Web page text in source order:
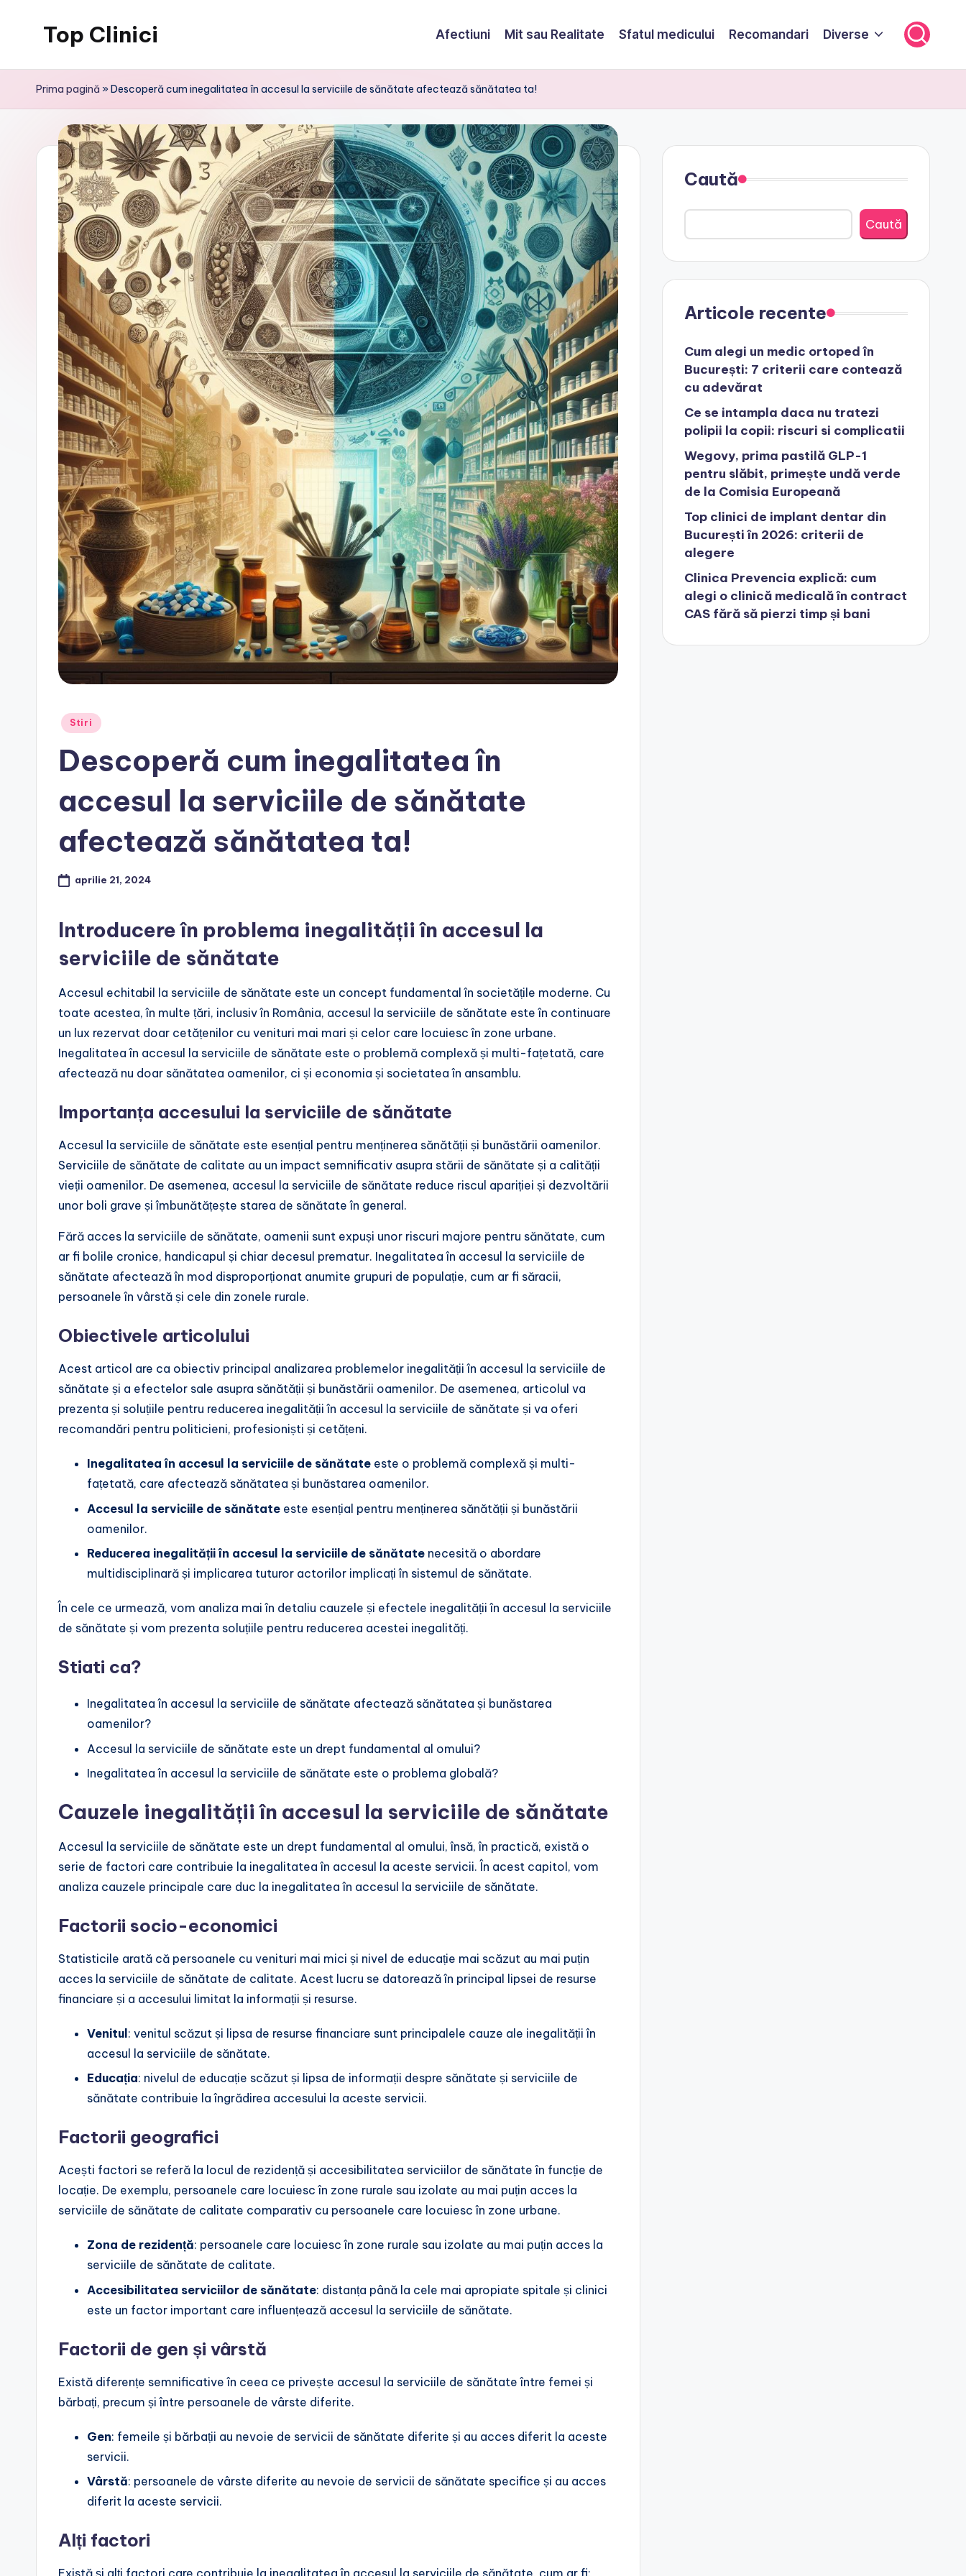
Top Clinici Afectiuni Mit sau Realitate Sfatul medicului Recomandari Diverse
Prima pagină »Descoperă cum inegalitatea în accesul la serviciile de sănătate afectează sănătatea ta!
Posted
Stiri
Descoperă cum inegalitatea în
accesul la serviciile de sănătate
afectează sănătatea ta!
aprilie 21, 2024
Introducere în problema inegalității în accesul la
serviciile de sănătate
Accesul echitabil la serviciile de sănătate este un concept fundamental în societățile moderne. Cu
toate acestea, în multe țări, inclusiv în România, accesul la serviciile de sănătate este în continuare
un lux rezervat doar cetățenilor cu venituri mai mari și celor care locuiesc în zone urbane.
Inegalitatea în accesul la serviciile de sănătate este o problemă complexă și multi-fațetată, care
afectează nu doar sănătatea oamenilor, ci și economia și societatea în ansamblu.
Importanța accesului la serviciile de sănătate
Accesul la serviciile de sănătate este esențial pentru menținerea sănătății și bunăstării oamenilor.
Serviciile de sănătate de calitate au un impact semnificativ asupra stării de sănătate și a calității
vieții oamenilor. De asemenea, accesul la serviciile de sănătate reduce riscul apariției și dezvoltării
unor boli grave și îmbunătățește starea de sănătate în general.
Fără acces la serviciile de sănătate, oamenii sunt expuși unor riscuri majore pentru sănătate, cum
ar fi bolile cronice, handicapul și chiar decesul prematur. Inegalitatea în accesul la serviciile de
sănătate afectează în mod disproporționat anumite grupuri de populație, cum ar fi săracii,
persoanele în vârstă și cele din zonele rurale.
Obiectivele articolului
Acest articol are ca obiectiv principal analizarea problemelor inegalității în accesul la serviciile de
sănătate și a efectelor sale asupra sănătății și bunăstării oamenilor. De asemenea, articolul va
prezenta și soluțiile pentru reducerea inegalității în accesul la serviciile de sănătate și va oferi
recomandări pentru politicieni, profesioniști și cetățeni.
Inegalitatea în accesul la serviciile de sănătate este o problemă complexă și multi-
fațetată, care afectează sănătatea și bunăstarea oamenilor.
Accesul la serviciile de sănătate este esențial pentru menținerea sănătății și bunăstării
oamenilor.
Reducerea inegalității în accesul la serviciile de sănătate necesită o abordare
multidisciplinară și implicarea tuturor actorilor implicați în sistemul de sănătate.
În cele ce urmează, vom analiza mai în detaliu cauzele și efectele inegalității în accesul la serviciile
de sănătate și vom prezenta soluțiile pentru reducerea acestei inegalități.
Stiati ca?
Inegalitatea în accesul la serviciile de sănătate afectează sănătatea și bunăstarea
oamenilor?
Accesul la serviciile de sănătate este un drept fundamental al omului?
Inegalitatea în accesul la serviciile de sănătate este o problema globală?
Cauzele inegalității în accesul la serviciile de sănătate
Accesul la serviciile de sănătate este un drept fundamental al omului, însă, în practică, există o
serie de factori care contribuie la inegalitatea în accesul la aceste servicii. În acest capitol, vom
analiza cauzele principale care duc la inegalitatea în accesul la serviciile de sănătate.
Factorii socio-economici
Statisticile arată că persoanele cu venituri mai mici și nivel de educație mai scăzut au mai puțin
acces la serviciile de sănătate de calitate. Acest lucru se datorează în principal lipsei de resurse
financiare și a accesului limitat la informații și resurse.
Venitul : venitul scăzut și lipsa de resurse financiare sunt principalele cauze ale inegalității în
accesul la serviciile de sănătate.
Educația: nivelul de educație scăzut și lipsa de informații despre sănătate și serviciile de
sănătate contribuie la îngrădirea accesului la aceste servicii.
Factorii geografici
Acești factori se referă la locul de rezidență și accesibilitatea serviciilor de sănătate în funcție de
locație. De exemplu, persoanele care locuiesc în zone rurale sau izolate au mai puțin acces la
serviciile de sănătate de calitate comparativ cu persoanele care locuiesc în zone urbane.
Zona de rezidență: persoanele care locuiesc în zone rurale sau izolate au mai puțin acces la
serviciile de sănătate de calitate.
Accesibilitatea serviciilor de sănătate: distanța până la cele mai apropiate spitale și clinici
este un factor important care influențează accesul la serviciile de sănătate.
Factorii de gen și vârstă
Există diferențe semnificative în ceea ce privește accesul la serviciile de sănătate între femei și
bărbați, precum și între persoanele de vârste diferite.
Gen: femeile și bărbații au nevoie de servicii de sănătate diferite și au acces diferit la aceste
servicii.
Vârstă: persoanele de vârste diferite au nevoie de servicii de sănătate specifice și au acces
diferit la aceste servicii.
Alți factori
Caută
Caută
Articole recente
Cum alegi un medic ortoped în
București: 7 criterii care contează
cu adevărat
Ce se intampla daca nu tratezi
polipii la copii: riscuri si complicatii
Wegovy, prima pastilă GLP-1
pentru slăbit, primește undă verde
de la Comisia Europeană
Top clinici de implant dentar din
București în 2026: criterii de
alegere
Clinica Prevencia explică: cum
alegi o clinică medicală în contract
CAS fără să pierzi timp și bani